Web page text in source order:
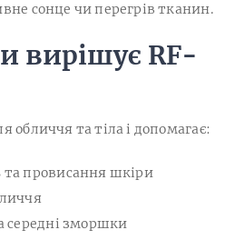
сонце чи перегрів тканин.
вирішує RF-
обличчя та тіла і допомагає:
провисання шкіри
середні зморшки